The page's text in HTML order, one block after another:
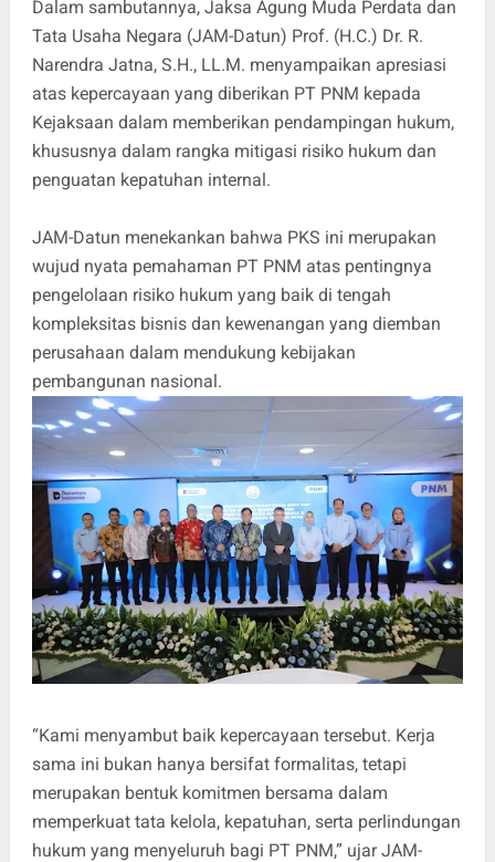
Dalam sambutannya, Jaksa Agung Muda Perdata dan
Tata Usaha Negara (JAM-Datun) Prof. (H.C.) Dr. R.
Narendra Jatna, S.H., LL.M. menyampaikan apresiasi
atas kepercayaan yang diberikan PT PNM kepada
Kejaksaan dalam memberikan pendampingan hukum,
khususnya dalam rangka mitigasi risiko hukum dan
penguatan kepatuhan internal.
JAM-Datun menekankan bahwa PKS ini merupakan
wujud nyata pemahaman PT PNM atas pentingnya
pengelolaan risiko hukum yang baik di tengah
kompleksitas bisnis dan kewenangan yang diemban
perusahaan dalam mendukung kebijakan
pembangunan nasional.
“Kami menyambut baik kepercayaan tersebut. Kerja
sama ini bukan hanya bersifat formalitas, tetapi
merupakan bentuk komitmen bersama dalam
memperkuat tata kelola, kepatuhan, serta perlindungan
hukum yang menyeluruh bagi PT PNM,” ujar JAM-